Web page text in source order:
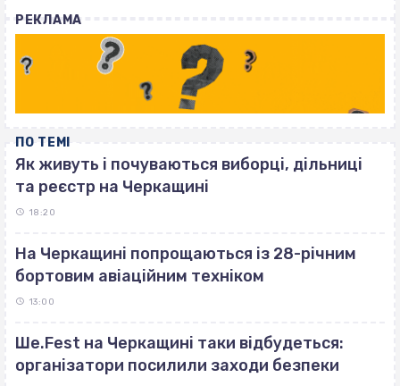
РЕКЛАМА
ПО ТЕМІ
Як живуть і почуваються виборці, дільниці
та реєстр на Черкащині
18:20
На Черкащині попрощаються із 28-річним
бортовим авіаційним техніком
13:00
Ше.Fest на Черкащині таки відбудеться:
організатори посилили заходи безпеки